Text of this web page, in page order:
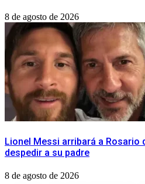
8 de agosto de 2026
Lionel Messi arribará a Rosario
despedir a su padre
8 de agosto de 2026